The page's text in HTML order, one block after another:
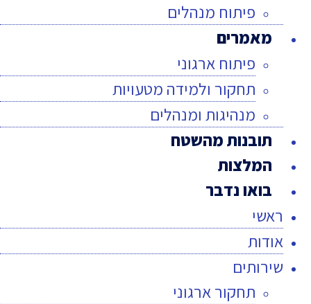
פיתוח מנהלים
מאמרים
פיתוח ארגוני
תחקור ולמידה מטעויות
מנהיגות ומנהלים
תובנות מהשטח
המלצות
בואו נדבר
ראשי
אודות
שירותים
תחקור ארגוני